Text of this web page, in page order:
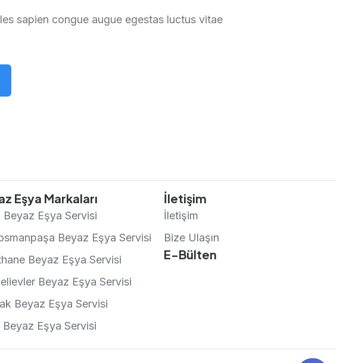
sapien congue augue egestas luctus vitae
Eşya Markaları
Beyaz Eşya Servisi
Beyaz Eşya Servisi
Beyaz Eşya Servisi
Beyaz Eşya Servisi
Beyaz Eşya Servisi
Beyaz Eşya Servisi
İletişim
İletişim
Bize Ulaşın
E-Bülten